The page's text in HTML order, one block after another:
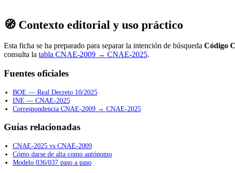
🧭 Contexto editorial y uso práctico
Esta ficha se ha preparado para separar la intención de búsqueda Código
consulta la tabla CNAE-2009 → CNAE-2025.
Fuentes oficiales
BOE — Real Decreto 10/2025
INE — CNAE-2025
Correspondencia CNAE-2009 → CNAE-2025
Guías relacionadas
CNAE-2025 vs CNAE-2009
Cómo darse de alta como autónomo
Modelo 036/037 paso a paso